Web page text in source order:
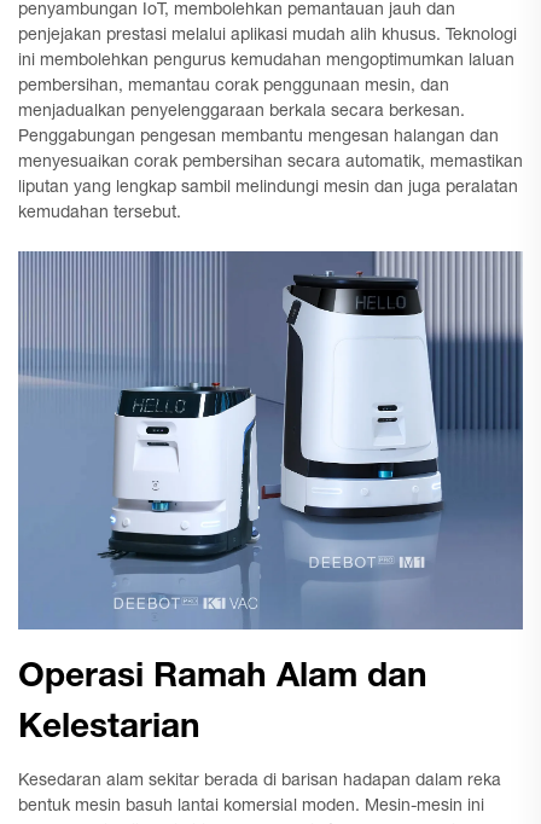
penyambungan IoT, membolehkan pemantauan jauh dan
penjejakan prestasi melalui aplikasi mudah alih khusus. Teknologi
ini membolehkan pengurus kemudahan mengoptimumkan laluan
pembersihan, memantau corak penggunaan mesin, dan
menjadualkan penyelenggaraan berkala secara berkesan.
Penggabungan pengesan membantu mengesan halangan dan
menyesuaikan corak pembersihan secara automatik, memastikan
liputan yang lengkap sambil melindungi mesin dan juga peralatan
kemudahan tersebut.
Operasi Ramah Alam dan
Kelestarian
Kesedaran alam sekitar berada di barisan hadapan dalam reka
bentuk mesin basuh lantai komersial moden. Mesin-mesin ini